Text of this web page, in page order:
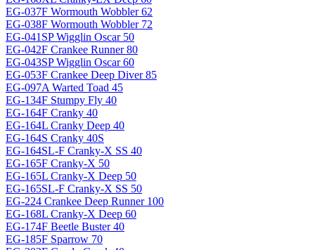
EG-037F Wormouth Wobbler 62
EG-038F Wormouth Wobbler 72
EG-041SP Wigglin Oscar 50
EG-042F Crankee Runner 80
EG-043SP Wigglin Oscar 60
EG-053F Crankee Deep Diver 85
EG-097A Warted Toad 45
EG-134F Stumpy Fly 40
EG-164F Cranky 40
EG-164L Cranky Deep 40
EG-164S Cranky 40S
EG-164SL-F Cranky-X SS 40
EG-165F Cranky-X 50
EG-165L Cranky-X Deep 50
EG-165SL-F Cranky-X SS 50
EG-224 Crankee Deep Runner 100
EG-168L Cranky-X Deep 60
EG-174F Beetle Buster 40
EG-185F Sparrow 70